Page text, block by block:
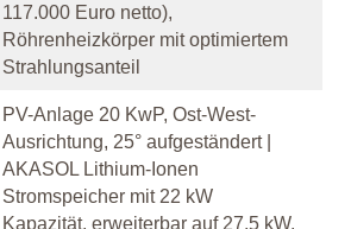
117.000 Euro netto),
Röhrenheizkörper mit optimiertem
Strahlungsanteil
PV-Anlage 20 KwP, Ost-West-
Ausrichtung, 25° aufgeständert |
AKASOL Lithium-Ionen
Stromspeicher mit 22 kW
Kapazität, erweiterbar auf 27,5 kW,